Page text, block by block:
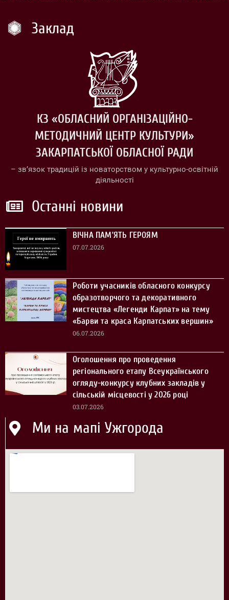
Заклад
КЗ «ОБЛАСНИЙ ОРГАНІЗАЦІЙНО-
МЕТОДИЧНИЙ ЦЕНТР КУЛЬТУРИ»
ЗАКАРПАТСЬКОЇ ОБЛАСНОЇ РАДИ
– зв’язок традицій із новаторством у культурно-освітній
діяльності
Останні новини
ВІЧНА ПАМ’ЯТЬ ГЕРОЯМ
07.07.2026
Роботи учасників обласного конкурсу
образотворчого та декоративного
мистецтва «Легенди Карпат» на тему
«Барви та краса Карпатських вершин»
06.07.2026
Оголошення про проведення
регіонального етапу Всеукраїнського
огляду-конкурсу клубних закладів у
сільській місцевості у 2026 році
03.07.2026
Ми на мапі Ужгорода